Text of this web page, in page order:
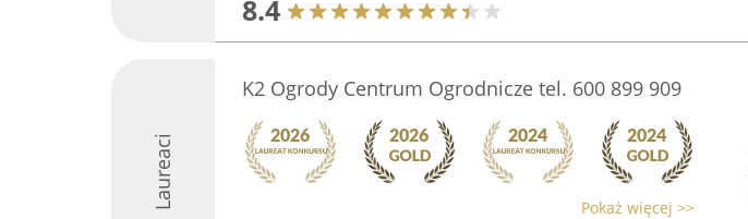
8.4
Laureaci
K2 Ogrody Centrum Ogrodnicze tel. 600 899 909
Pokaż więcej >>